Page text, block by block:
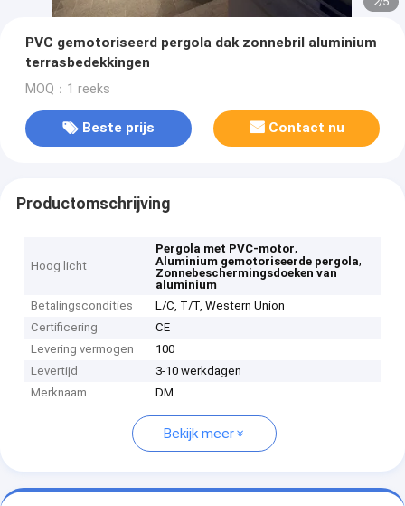
PVC gemotoriseerd pergola dak zonnebril aluminium
terrasbedekkingen
MOQ：1 reeks
Beste prijs Contact nu
Productomschrijving
Hoog licht
Pergola met PVC-motor,
Aluminium gemotoriseerde pergola,
Zonnebeschermingsdoeken van
aluminium
Betalingscondities
L/C, T/T, Western Union
Certificering
CE
Levering vermogen
100
Levertijd
3-10 werkdagen
Merknaam
DM
Bekijk meer